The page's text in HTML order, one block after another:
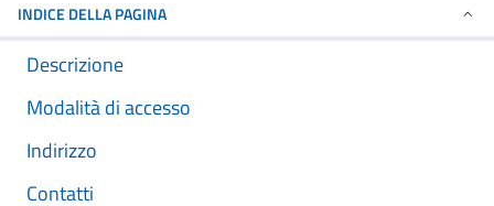
INDICE DELLA PAGINA
Descrizione
Modalità di accesso
Indirizzo
Contatti